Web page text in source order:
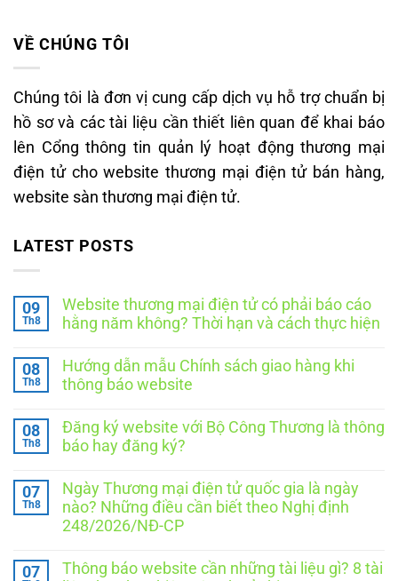
VỀ CHÚNG TÔI
Chúng tôi là đơn vị cung cấp dịch vụ hỗ trợ chuẩn bị
hồ sơ và các tài liệu cần thiết liên quan để khai báo
lên Cổng thông tin quản lý hoạt động thương mại
điện tử cho website thương mại điện tử bán hàng,
website sàn thương mại điện tử.
LATEST POSTS
09
Th8
Website thương mại điện tử có phải báo cáo
hằng năm không? Thời hạn và cách thực hiện
bình
luận
ở
mại
điện
tử
phải
báo
cáo
hằng
năm
hạn
08
Th8
Hướng dẫn mẫu Chính sách giao hàng khi
thông báo website
bình
luận
ở
mẫu
Chính
sách
giao
thông
báo
08
Th8
Đăng ký website với Bộ Công Thương là thông
báo hay đăng ký?
bình
luận
ở
Đăng
với
Bộ
07
Th8
Ngày Thương mại điện tử quốc gia là ngày
nào? Những điều cần biết theo Nghị định
248/2026/NĐ-CP
bình
07
Thông báo website cần những tài liệu gì? 8 tài